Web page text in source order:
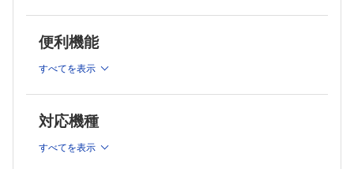
シリーズ
えびさんぽ
関節リウマチに対してJAK阻害薬は効果がありますか？
くすりのかたち外伝 わかる！ 使える！ まいにち薬会話
（浅井 考介 柴田 奈央）
〈第03回〉アストミン ®散10％
抗リウマチ薬の使いかた，リウマチ処方箋の目のつけどころ
・もう一度整理する！ 従来型合成抗リウマチ薬の作用と薬学
管理（宮崎 徹）
・もう一度整理する！ 生物学的治療薬，分子標的治療薬の作
・もう一度整理する！ 補助的治療の目的と薬学管理（小林 俊
介 ほか）
・副作用・合併症対策！ 薬剤師のための検査値の読みかた・
活かしかた（田村 直人）
便利機能
すべてを表示
対応機種
すべてを表示